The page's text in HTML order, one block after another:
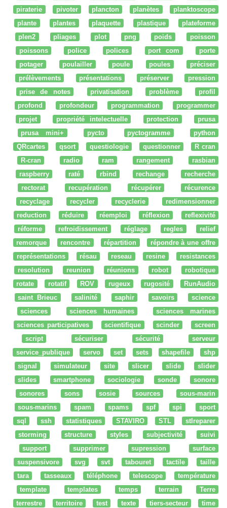
piraterie
pivoter plancton planètes
planktoscope
plante
plantes plaquette plastique
plateforme
plen2
pliages plot png poids
poisson
poissons
police polices port com
porte
potager
poulailler poule poules
préciser
prélèvements
présentations préserver
pression
prise de notes
privatisation problème
profil
profond
profondeur programmation
programmer
projet
propriété intelectuelle protection
prusa
prusa mini+
pycto pyctogramme
python
QRcartes
qsort questiologie questionner
R cran
R-cran
radio ram rangement
rasbian
raspberry
raté rbind rechange
recherche
rectorat
recupération récupérer
récurence
recyclage
recycler recyclerie
redimensionner
reduction
réduire réemploi réflexion
reflexivité
réforme
refroidissement réglage regles
relief
remorque
rencontre répartition
répondre à une offre
représentations
résau reseau resine
resistances
resolution
reunion réunions robot
robotique
rotate
rotatif ROV rugeux rugosité
RunAudio
saint Brieuc
salinité saphir savoirs
science
sciences
sciences humaines
sciences marines
sciences participatives
scientifique scinder
screen
script
sécuriser sécurité
serveur
service_publique
servo set sets shapefile
shp
signal
simulateur site slicer slide
slider
slides
smartphone sociologie sonde
sonore
sonores
sons sosie sources
sous-marin
sous-marins
spam spams spf spi
sport
sql
ssh statistiques STAVIRO STL
stlreparer
storming
structure styles subjectivité
suivi
support
supprimer supression
surface
suspensivore
svg svt tabouret tactile
taille
tara
tasseaux téléphone telescope
température
template
templates temps terrain
Terre
terrestre
territoire test texte tiers-secteur
time